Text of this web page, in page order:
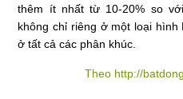
thêm ít nhất từ 10-20% so
không chỉ riêng ở một loại
ở tất cả các phân khúc.
Theo http://